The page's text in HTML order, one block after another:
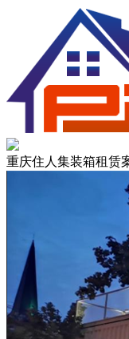
重庆住人集装箱租赁